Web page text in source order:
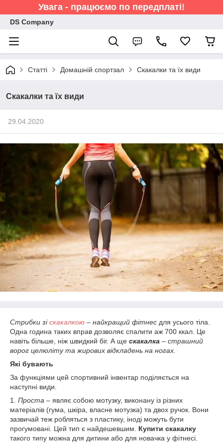
Увага - працюємо по передплаті!
DS Company
Статті Домашній спортзал Скакалки та їх види
Скакалки та їх види
29.04.2020
Стрибки зіскакалкою – найкращий фітнес для усього тіла.
Одна година таких вправ дозволяє спалити аж 700 ккал. Це
навіть більше, ніж швидкий біг. А ще скакалка – страшний
ворог целюліту та жирових відкладень на ногах.
Які бувають
За функціями цей спортивний інвентар поділяється на
наступні види.
1. Проста – являє собою мотузку, виконану із різних
матеріалів (гума, шкіра, власне мотузка) та двох ручок. Вони
зазвичай теж робляться з пластику, іноді можуть бути
прогумовані. Цей тип є найдешевшим. Купити скакалку
такого типу можна для дитини або для новачка у фітнесі.